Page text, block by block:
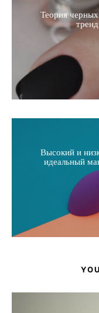
Теория
Высокий и
идеальный